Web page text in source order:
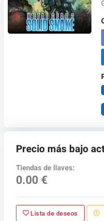
Precio más bajo
Tiendas de llaves:
0.00 €
Lista de deseos